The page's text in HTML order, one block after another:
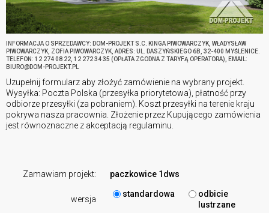
INFORMACJA O SPRZEDAWCY: DOM-PROJEKT S.C. KINGA PIWOWARCZYK, WŁADYSŁAW
PIWOWARCZYK, ZOFIA PIWOWARCZYK, ADRES: UL. DASZYŃSKIEGO 6B, 32-400 MYŚLENICE.
TELEFON: 12 274 08 22, 12 272 34 35 (OPŁATA ZGODNA Z TARYFĄ OPERATORA), EMAIL:
BIURO@DOM-PROJEKT.PL
Uzupełnij formularz aby złożyć zamówienie na wybrany projekt.
Wysyłka: Poczta Polska (przesyłka priorytetowa), płatność przy
odbiorze przesyłki (za pobraniem). Koszt przesyłki na terenie kraju
pokrywa nasza pracownia. Złożenie przez Kupującego zamówienia
jest równoznaczne z akceptacją regulaminu.
Zamawiam projekt: paczkowice 1dws
wersja
standardowa
odbicie
lustrzane